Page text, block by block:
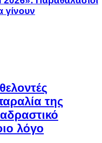
γίνουν
της
λόγο